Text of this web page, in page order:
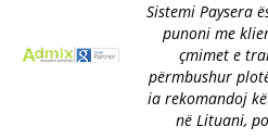
Sistemi Paysera
punoni me
çmimet e
përmbushur
ia rekomandoj
në Lituani,